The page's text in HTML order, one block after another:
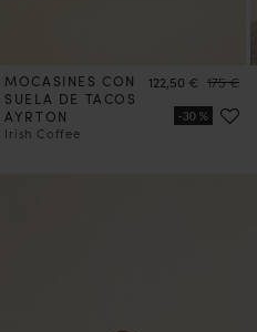
MOCASINES CON
SUELA DE TACOS
AYRTON
Irish Coffee
Precio
122,50 € Precio
175 €